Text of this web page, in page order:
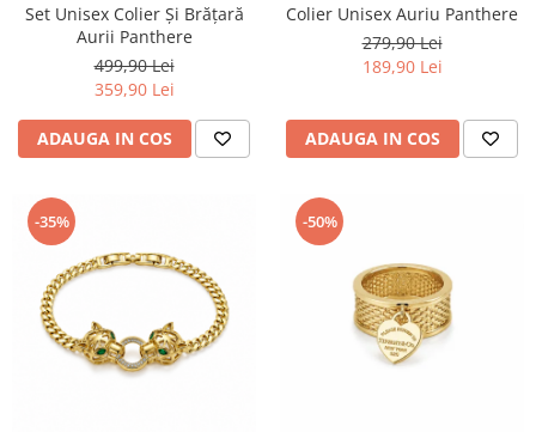
Set Unisex Colier Și Brățară
Aurii Panthere
499,90 Lei
359,90 Lei
ADAUGA IN COS
Colier Unisex Auriu Panthere
279,90 Lei
189,90 Lei
ADAUGA IN COS
-35% -50%